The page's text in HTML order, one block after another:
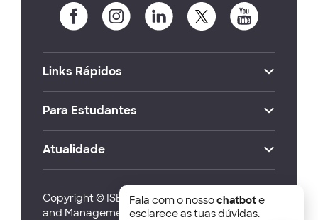
Links Rápidos
Para Estudantes
Atualidade
Copyright © ISEG Lisbon School of Economics
and Management 2026
Fala com o nossochatbote
esclarece as tuas dúvidas.